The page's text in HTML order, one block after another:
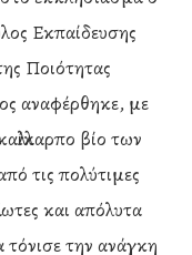
Εκπαίδευσης
Ποιότητας
αναφέρθηκε, με
βίο των
τις πολύτιμες
και απόλυτα
τόνισε την ανάγκη